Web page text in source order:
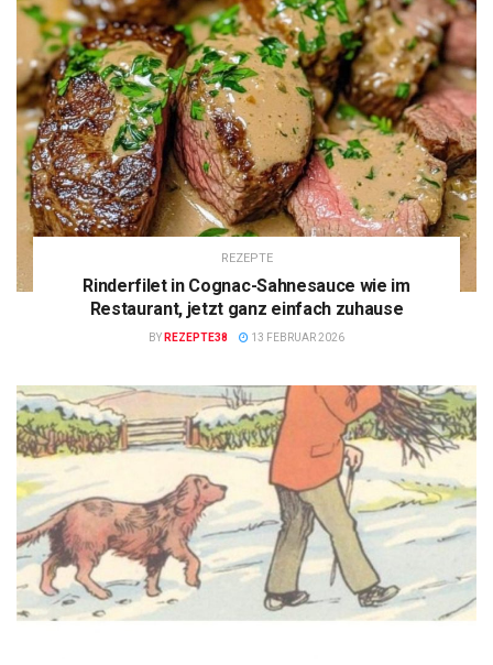
REZEPTE
Rinderfilet in Cognac-Sahnesauce wie im
Restaurant, jetzt ganz einfach zuhause
BY REZEPTE38 13 FEBRUAR 2026